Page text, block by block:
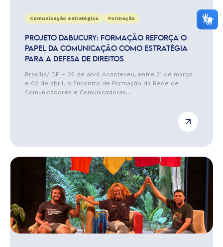
Comunicação estratégica Formação
PROJETO DABUCURY: FORMAÇÃO REFORÇA O
PAPEL DA COMUNICAÇÃO COMO ESTRATÉGIA
PARA A DEFESA DE DIREITOS
Brasília/ DF – 02 de abril Aconteceu, entre 31 de março
e 02 de abril, o Encontro de Formação da Rede de
Comunicadores e Comunicadoras...